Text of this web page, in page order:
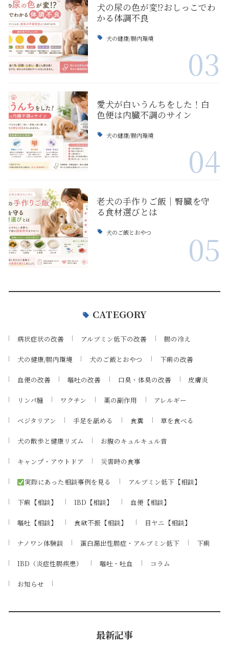
犬の尿の色が変⁉おしっこでわ
かる体調不良
犬の健康/腸内環境
03
愛犬が白いうんちをした！白
色便は内臓不調のサイン
犬の健康/腸内環境
04
老犬の手作りご飯｜腎臓を守
る食材選びとは
犬のご飯とおやつ 05
CATEGORY
病状症状の改善 アルブミン低下の改善 腸の冷え
犬の健康/腸内環境 犬のご飯とおやつ 下痢の改善
血便の改善 嘔吐の改善 口臭・体臭の改善 皮膚炎
リンパ腫 ワクチン 薬の副作用 アレルギー
ベジタリアン 手足を舐める 食糞 草を食べる
犬の散歩と健康リズム お腹のキュルキュル音
キャンプ・アウトドア 災害時の食事
実際にあった相談事例を見る アルブミン低下【相談】
下痢【相談】 IBD【相談】 血便【相談】
嘔吐【相談】 食欲不振【相談】 目ヤニ【相談】
ナノワン体験談 蛋白漏出性腸症・アルブミン低下 下痢
IBD（炎症性腸疾患） 嘔吐・吐血 コラム
お知らせ
最新記事